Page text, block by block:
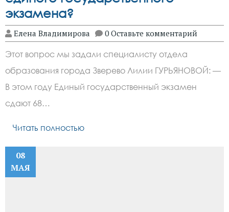
экзамена?
Елена Владимирова 0 Оставьте комментарий
Этот вопрос мы задали специалисту отдела
образования города Зверево Лилии ГУРЬЯНОВОЙ: —
В этом году Eдиный государственный экзамен
сдают 68…
Читать полностью
08
МАЯ